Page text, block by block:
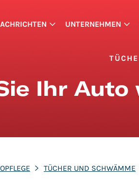
UNTERNEHMEN
Ihr
TÜCHER UND SCHWÄMME